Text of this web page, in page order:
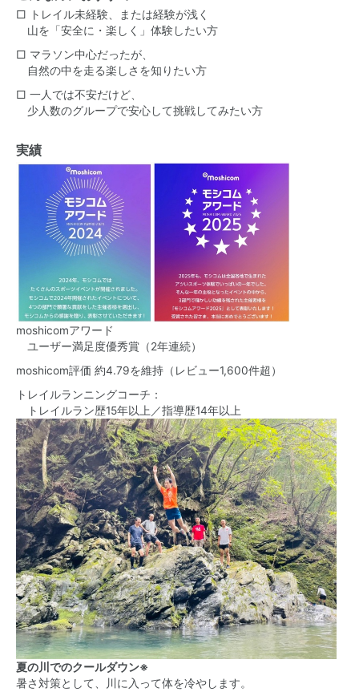
□ トレイル未経験、または経験が浅く
山を「安全に・楽しく」体験したい方
□ マラソン中心だったが、
自然の中を走る楽しさを知りたい方
□ 一人では不安だけど、
少人数のグループで安心して挑戦してみたい方
実績
moshicomアワード
ユーザー満足度優秀賞（2年連続）
moshicom評価 約4.79を維持（レビュー1,600件超）
トレイルランニングコーチ：
トレイルラン歴15年以上／指導歴14年以上
夏の川でのクールダウン※
暑さ対策として、川に入って体を冷やします。